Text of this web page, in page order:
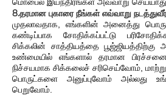
8.தரமான புகாரை நீங்கள் எவ்வாறு
முதலாவதாக, எங்களின் அனைத்து
கண்டிப்பாக சோதிக்கப்பட்டு
சிக்கலின் சாத்தியத்தை பூஜ்ஜியத்திற்கு
உண்மையில் எங்களால் தரமான
நிச்சயமாக சிக்கலைச் சரிசெய்வோம்,
பொருட்களை அனுப்புவோம் அல்லது
பெறுவோம்.